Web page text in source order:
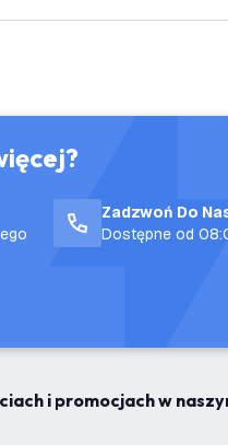
Zadzwoń Do
Dostępne od
i promocjach w